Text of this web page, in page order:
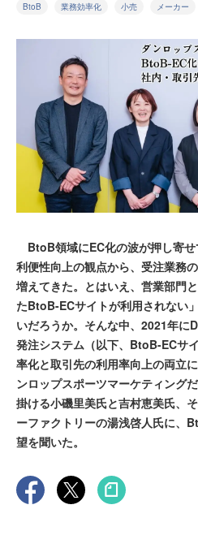
BtoB 業務効率化 小売 メーカー
BtoB領域にEC化の波が押し寄
利便性向上の観点から、受注業務
増えてきた。とはいえ、営業部門
たBtoB-ECサイトが利用されない
いだろうか。そんな中、2021年に
発注システム（以下、BtoB-ECサ
率化と取引先の利用率向上の両立
ンロップスポーツマーケティング
掛ける小磯里美氏と吉村恵美氏、
ーファクトリーの湯浅啓人氏に、
望を聞いた。